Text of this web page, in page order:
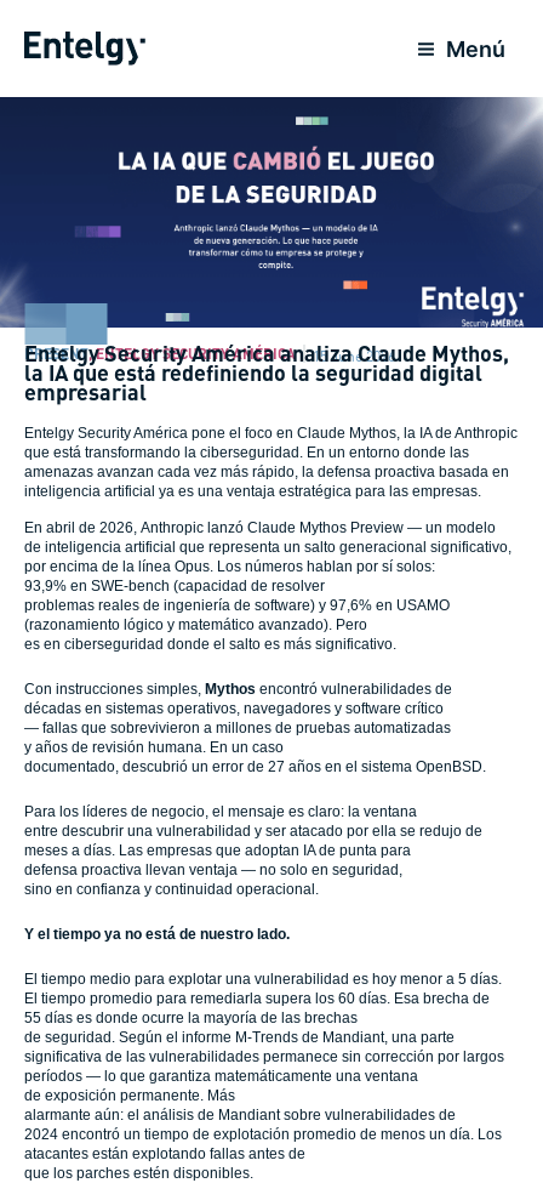
Menú
PRESENT,ENTELGY SECURITY AMÉRICA 15 June 2026
Entelgy Security América analiza Claude Mythos,
la IA que está redefiniendo la seguridad digital
empresarial
Entelgy Security América pone el foco en Claude Mythos, la IA de Anthropic
que está transformando la ciberseguridad. En un entorno donde las
amenazas avanzan cada vez más rápido, la defensa proactiva basada en
inteligencia artificial ya es una ventaja estratégica para las empresas.
En abril de 2026, Anthropic lanzó Claude Mythos Preview — un modelo
de inteligencia artificial que representa un salto generacional significativo,
por encima de la línea Opus. Los números hablan por sí solos:
93,9% en SWE-bench (capacidad de resolver
problemas reales de ingeniería de software) y 97,6% en USAMO
(razonamiento lógico y matemático avanzado). Pero
es en ciberseguridad donde el salto es más significativo.
Con instrucciones simples, Mythos encontró vulnerabilidades de
décadas en sistemas operativos, navegadores y software crítico
— fallas que sobrevivieron a millones de pruebas automatizadas
y años de revisión humana. En un caso
documentado, descubrió un error de 27 años en el sistema OpenBSD.
Para los líderes de negocio, el mensaje es claro: la ventana
entre descubrir una vulnerabilidad y ser atacado por ella se redujo de
meses a días. Las empresas que adoptan IA de punta para
defensa proactiva llevan ventaja — no solo en seguridad,
sino en confianza y continuidad operacional.
Y el tiempo ya no está de nuestro lado.
El tiempo medio para explotar una vulnerabilidad es hoy menor a 5 días.
El tiempo promedio para remediarla supera los 60 días. Esa brecha de
55 días es donde ocurre la mayoría de las brechas
de seguridad. Según el informe M-Trends de Mandiant, una parte
significativa de las vulnerabilidades permanece sin corrección por largos
períodos — lo que garantiza matemáticamente una ventana
de exposición permanente. Más
alarmante aún: el análisis de Mandiant sobre vulnerabilidades de
2024 encontró un tiempo de explotación promedio de menos un día. Los
atacantes están explotando fallas antes de
que los parches estén disponibles.